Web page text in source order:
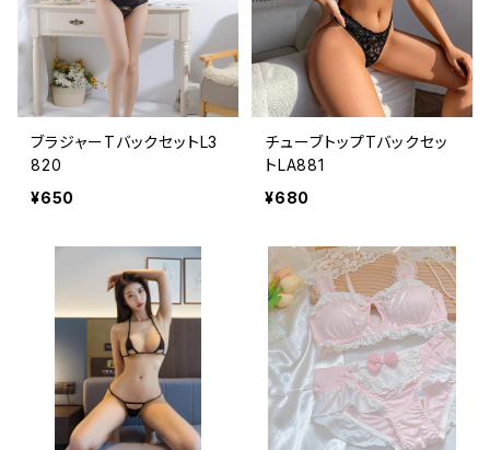
ブラジャーTバックセットL3
820
¥650
チューブトップTバックセッ
トLA881
¥680